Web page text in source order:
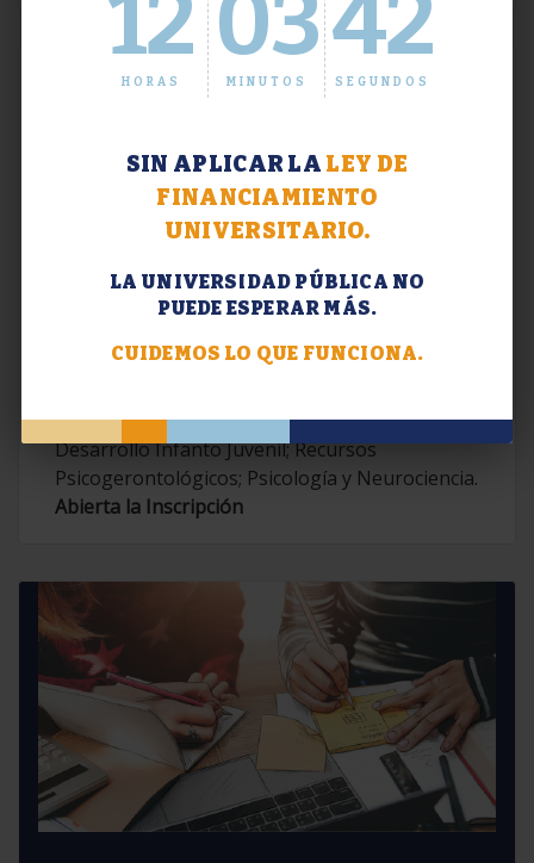
12
HORAS
03
MINUTOS
43
SEGUNDOS
SIN APLICAR LA LEY DE
FINANCIAMIENTO
UNIVERSITARIO.
LA UNIVERSIDAD PÚBLICA NO
PUEDE ESPERAR MÁS.
CUIDEMOS LO QUE FUNCIONA.
Extensión. Diplomaturas 2026.
Contemporáneas; Problemáticas en el
Desarrollo Infanto Juvenil; Recursos
Psicogerontológicos; Psicología y Neurociencia.
Abierta la Inscripción